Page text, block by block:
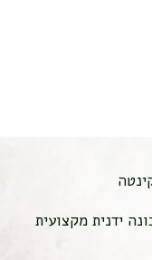
ידנית מקצועית